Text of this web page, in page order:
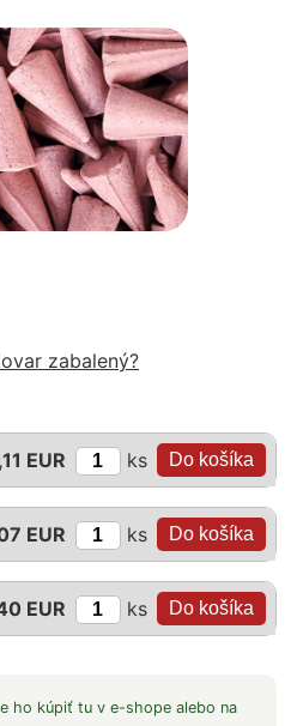
zabalený?
EUR ks
EUR ks
EUR ks
ho kúpiť tu v e-shope alebo na